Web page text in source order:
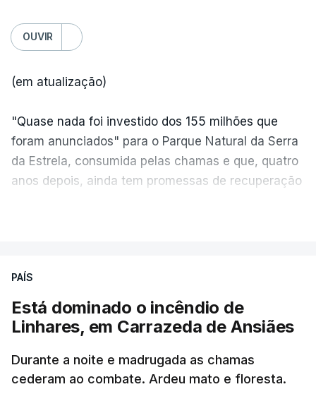
OUVIR
(em atualização)
"Quase nada foi investido dos 155 milhões que
foram anunciados" para o Parque Natural da Serra
da Estrela, consumida pelas chamas e que, quatro
anos depois, ainda tem promessas de recuperação
ESTE CONTEÚDO ESTÁ NESTE
PAÍS
Está dominado o incêndio de
Linhares, em Carrazeda de Ansiães
Durante a noite e madrugada as chamas
cederam ao combate. Ardeu mato e floresta.